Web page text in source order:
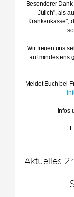
Besonderer
Jülich", als
Krankenkasse",
Wir freuen uns
auf mindestens
Meldet Euch bei
Infos
Aktuelles